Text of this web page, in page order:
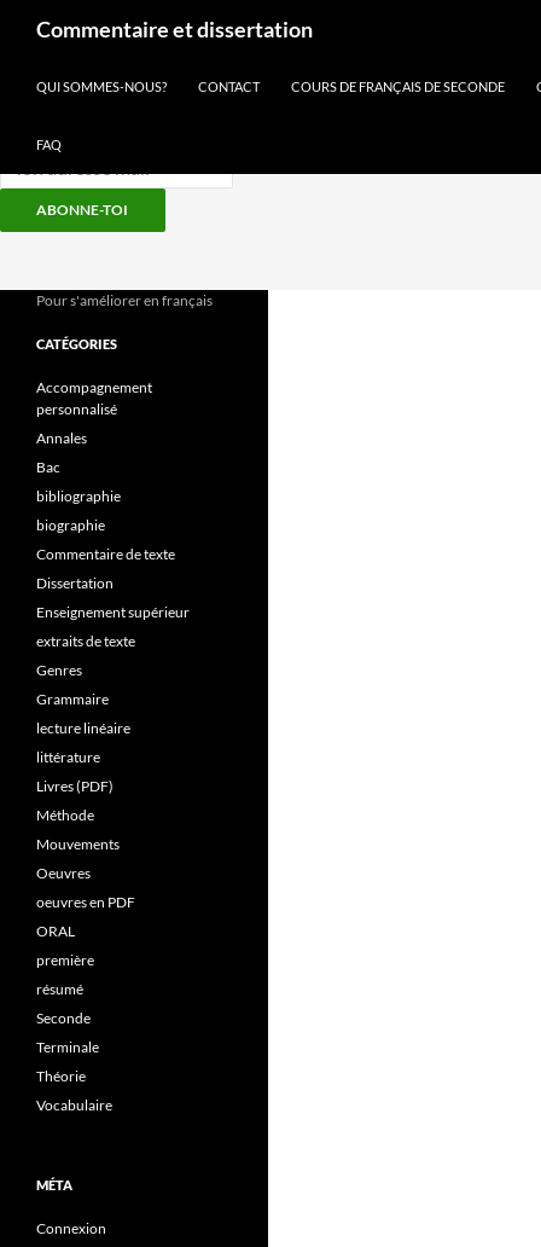
ABONNE-TOI
contenu
Commentaire et dissertation
QUI SOMMES-NOUS? CONTACT COURS DE FRANÇAIS DE SECONDE
FAQ
Pour s'améliorer en français
CATÉGORIES
Accompagnement
personnalisé
Annales
Bac
bibliographie
biographie
Commentaire de texte
Dissertation
Enseignement supérieur
extraits de texte
Genres
Grammaire
lecture linéaire
littérature
Livres (PDF)
Méthode
Mouvements
Oeuvres
oeuvres en PDF
ORAL
première
résumé
Seconde
Terminale
Théorie
Vocabulaire
MÉTA
Connexion